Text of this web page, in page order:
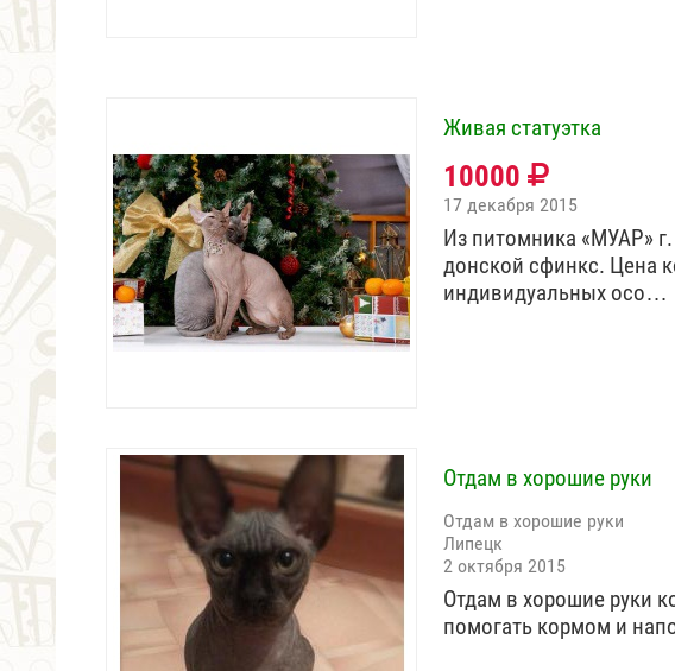
Живая статуэтка
10000
17 декабря 2015
Из питомника «МУАР»
донской сфинкс. Цена
индивидуальных осо…
Отдам в хорошие руки
Отдам в хорошие руки
Липецк
2 октября 2015
Отдам в хорошие руки
помогать кормом и